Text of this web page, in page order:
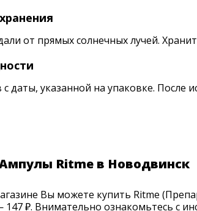
от прямых солнечных лучей.
с даты, указанной на упаковке. После
Ritme в Новодвинск
Вы можете купить Ritme
147 ₽. Внимательно ознакомьтесь с